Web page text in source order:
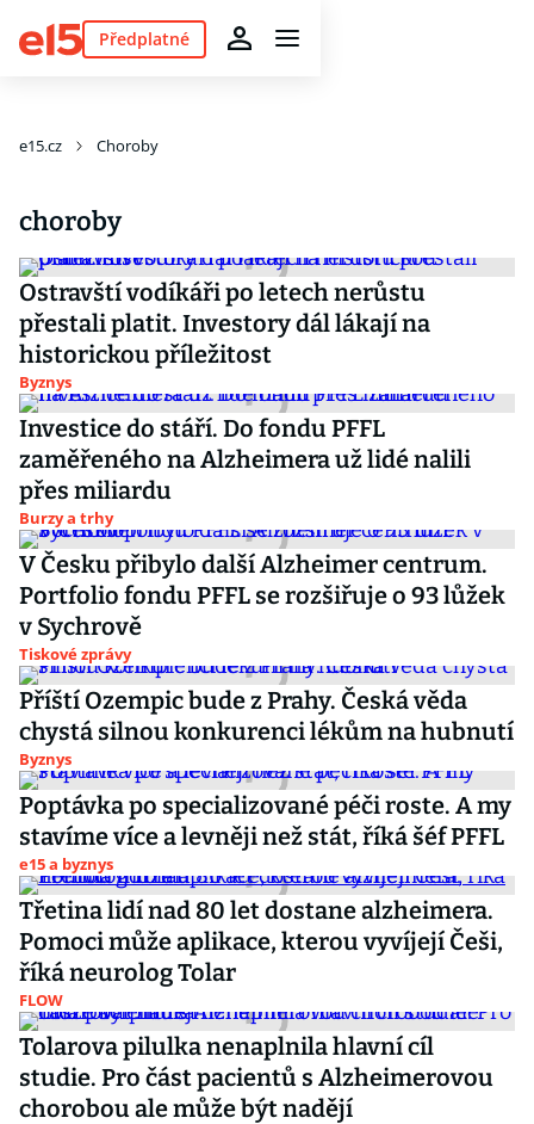
Předplatné
e15.cz Choroby
choroby
Ostravští vodíkáři po letech nerůstu
přestali platit. Investory dál lákají na
historickou příležitost
Byznys
Investice do stáří. Do fondu PFFL
zaměřeného na Alzheimera už lidé nalili
přes miliardu
Burzy a trhy
V Česku přibylo další Alzheimer centrum.
Portfolio fondu PFFL se rozšiřuje o 93 lůžek
v Sychrově
Tiskové zprávy
Příští Ozempic bude z Prahy. Česká věda
chystá silnou konkurenci lékům na hubnutí
Byznys
Poptávka po specializované péči roste. A my
stavíme více a levněji než stát, říká šéf PFFL
e15 a byznys
Třetina lidí nad 80 let dostane alzheimera.
Pomoci může aplikace, kterou vyvíjejí Češi,
říká neurolog Tolar
FLOW
Tolarova pilulka nenaplnila hlavní cíl
studie. Pro část pacientů s Alzheimerovou
chorobou ale může být nadějí